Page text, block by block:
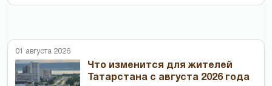
01 августа 2026
Что изменится для жителей
Татарстана с августа 2026 года